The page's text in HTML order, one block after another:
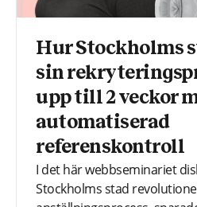
Hur Stockholms
sin
upp till 2 veckor
automatiserad
referenskontroll
I det här webbseminariet
Stockholms stad